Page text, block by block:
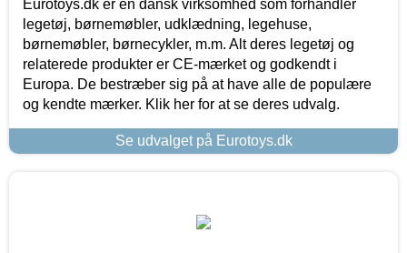
Eurotoys.dk er en dansk virksomhed som forhandler
legetøj, børnemøbler, udklædning, legehuse,
børnemøbler, børnecykler, m.m. Alt deres legetøj og
relaterede produkter er CE-mærket og godkendt i
Europa. De bestræber sig på at have alle de populære
og kendte mærker. Klik her for at se deres udvalg.
Se udvalget på Eurotoys.dk